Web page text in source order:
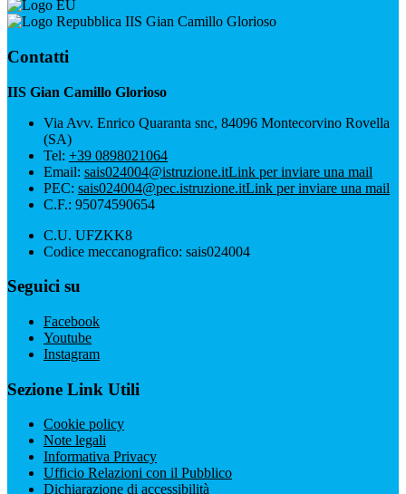
IIS Gian Camillo Glorioso
Contatti
IIS Gian Camillo Glorioso
Via Avv. Enrico Quaranta snc, 84096 Montecorvino Rovella
(SA)
Tel: +39 0898021064
Email: sais024004@istruzione.itLink per inviare una mail
PEC: sais024004@pec.istruzione.itLink per inviare una mail
C.F.: 95074590654
C.U. UFZKK8
Codice meccanografico: sais024004
Seguici su
Facebook
Youtube
Instagram
Sezione Link Utili
Cookie policy
Note legali
Informativa Privacy
Ufficio Relazioni con il Pubblico
Dichiarazione di accessibilità